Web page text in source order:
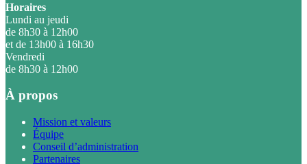
Horaires
Lundi au jeudi
de 8h30 à 12h00
et de 13h00 à 16h30
Vendredi
de 8h30 à 12h00
À propos
Mission et valeurs
Équipe
Conseil d’administration
Partenaires